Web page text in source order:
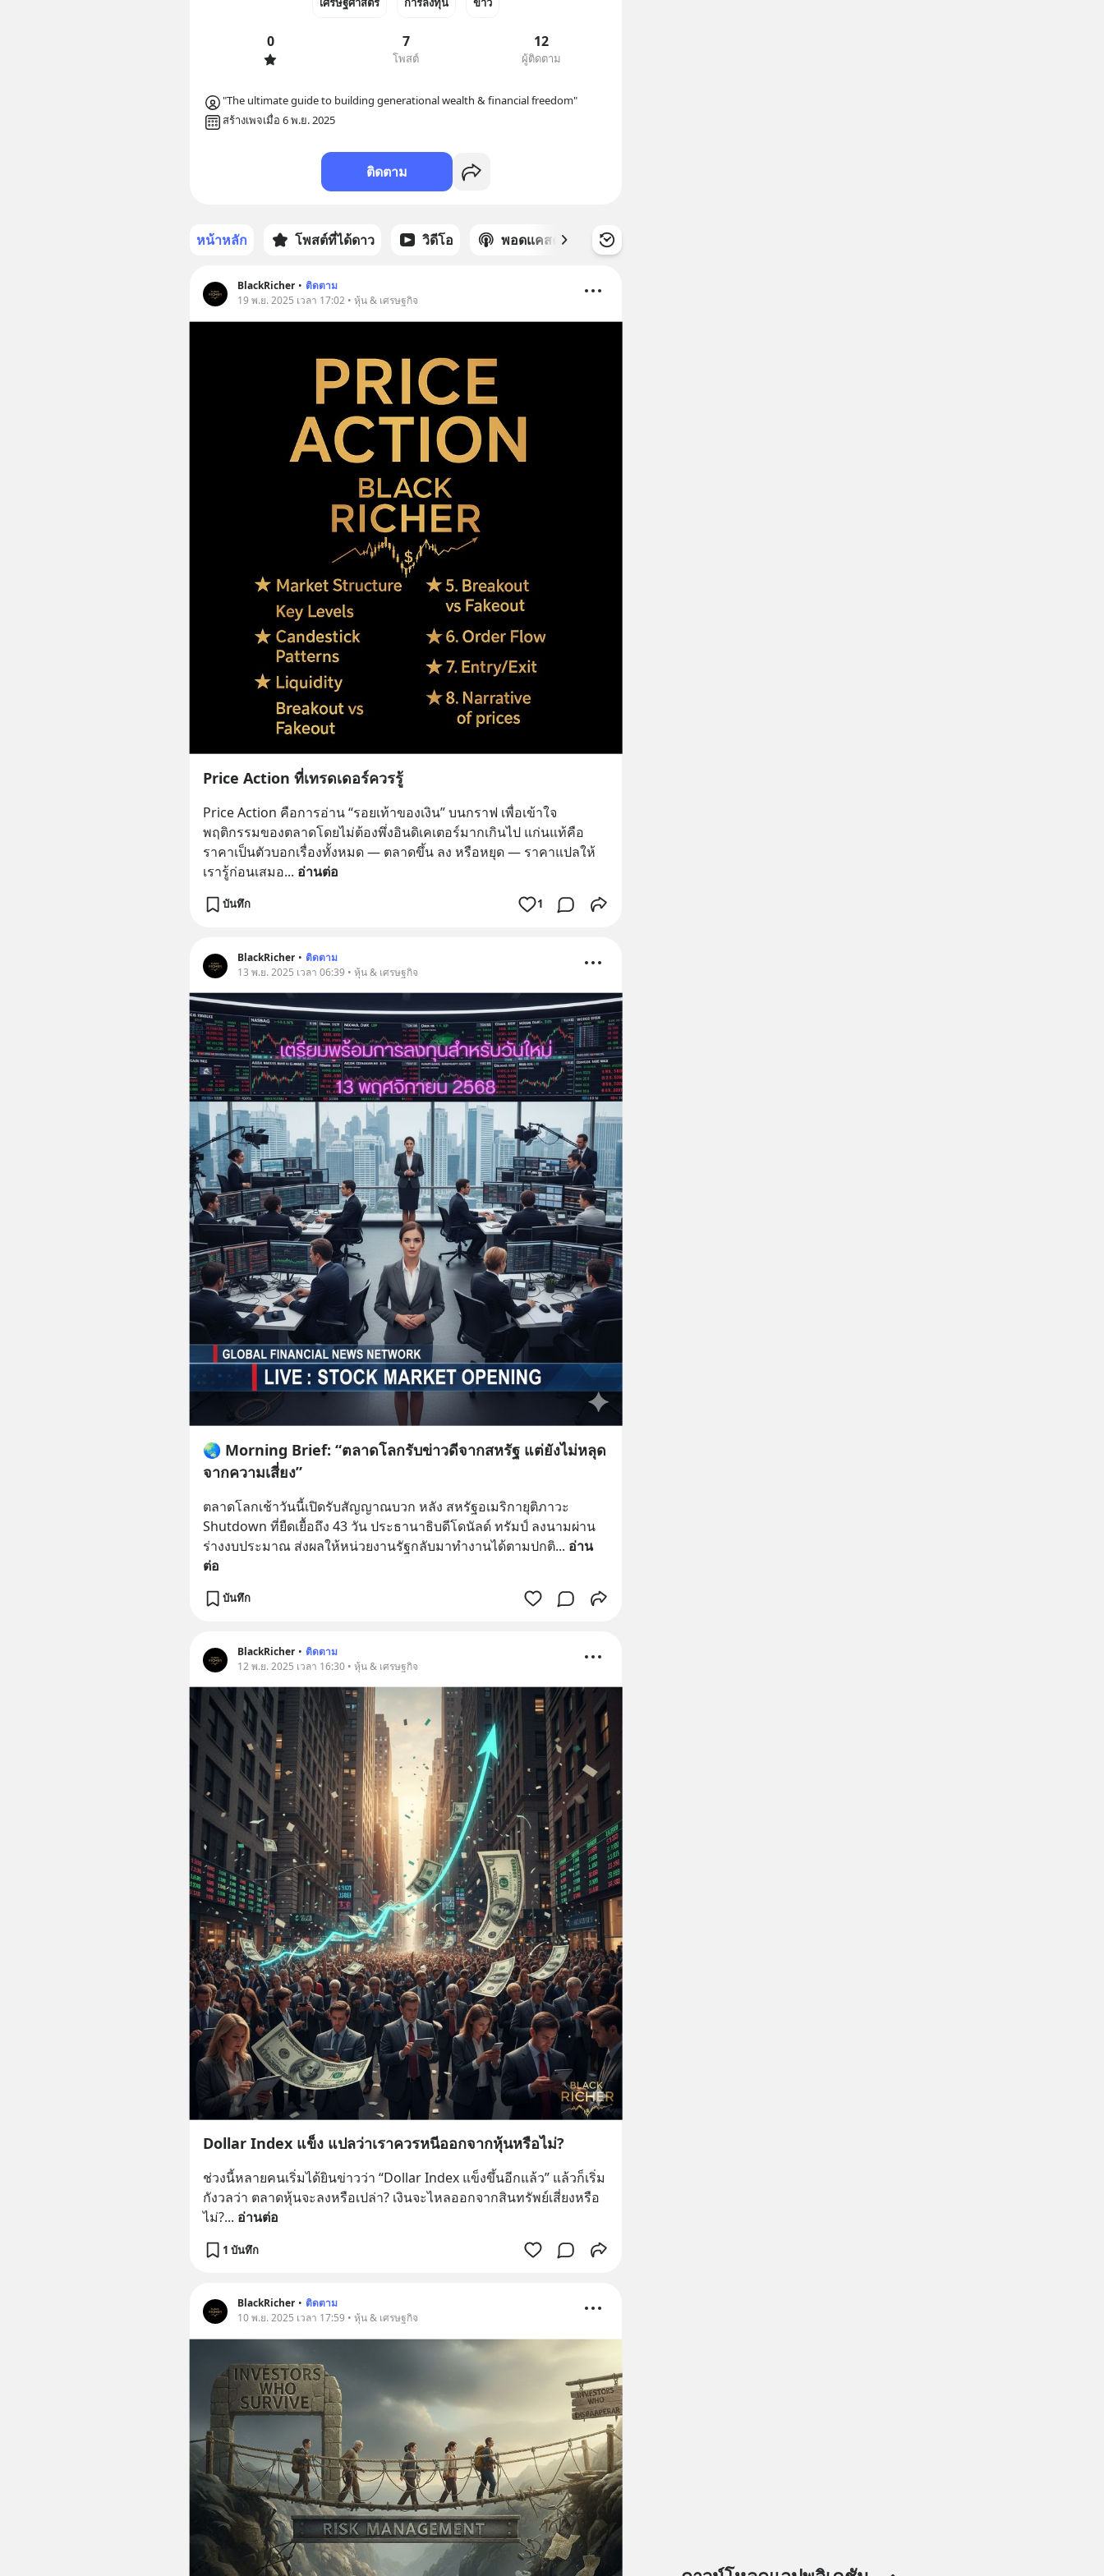
0 7
โพสต์
12
ผู้ติดตาม
"The ultimate guide to building generational wealth & financial freedom"
สร้างเพจเมื่อ 6 พ.ย. 2025
ติดตาม
หน้าหลัก โพสต์ที่ได้ดาว วิดีโอ พอดแคสต์ ซีรีส์
BlackRicher • ติดตาม
19 พ.ย. 2025 เวลา 17:02 • หุ้น & เศรษฐกิจ
Price Action ที่เทรดเดอร์ควรรู้
Price Action คือการอ่าน “รอยเท้าของเงิน” บนกราฟ เพื่อเข้าใจ
พฤติกรรมของตลาดโดยไม่ต้องพึ่งอินดิเคเตอร์มากเกินไป แก่นแท้คือ
ราคาเป็นตัวบอกเรื่องทั้งหมด — ตลาดขึ้น ลง หรือหยุด — ราคาแปลให้
เรารู้ก่อนเสมอ... อ่านต่อ
บันทึก 1
BlackRicher • ติดตาม
13 พ.ย. 2025 เวลา 06:39 • หุ้น & เศรษฐกิจ
🌏 Morning Brief: “ตลาดโลกรับข่าวดีจากสหรัฐ แต่ยังไม่หลุด
จากความเสี่ยง”
ตลาดโลกเช้าวันนี้เปิดรับสัญญาณบวก หลัง สหรัฐอเมริกายุติภาวะ
Shutdown ที่ยืดเยื้อถึง 43 วัน ประธานาธิบดีโดนัลด์ ทรัมป์ ลงนามผ่าน
ร่างงบประมาณ ส่งผลให้หน่วยงานรัฐกลับมาทำงานได้ตามปกติ... อ่าน
ต่อ
บันทึก
BlackRicher • ติดตาม
12 พ.ย. 2025 เวลา 16:30 • หุ้น & เศรษฐกิจ
Dollar Index แข็ง แปลว่าเราควรหนีออกจากหุ้นหรือไม่?
ช่วงนี้หลายคนเริ่มได้ยินข่าวว่า “Dollar Index แข็งขึ้นอีกแล้ว” แล้วก็เริ่ม
กังวลว่า ตลาดหุ้นจะลงหรือเปล่า? เงินจะไหลออกจากสินทรัพย์เสี่ยงหรือ
ไม่?... อ่านต่อ
1 บันทึก
BlackRicher • ติดตาม
10 พ.ย. 2025 เวลา 17:59 • หุ้น & เศรษฐกิจ